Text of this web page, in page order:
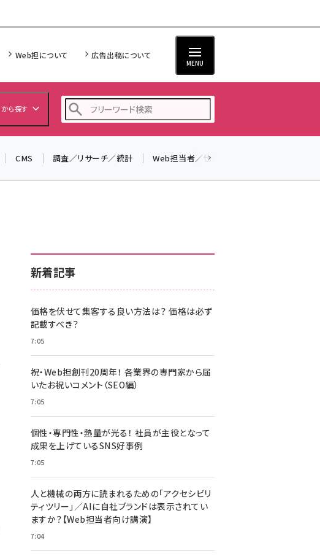
Web担について 広告出稿について
MENU
から探す
z世代 (1620)
meo (1274)
CMS 調査／リサーチ／統計 Web担当者／仕事
新着記事
価格を伏せて集客する良い方法は？ 価格は必ず
記載すべき？
7:05
祝・Web担創刊20周年！ 各業界の専門家から届
いたお祝いコメント（SEO編）
7:05
個性・専門性・熱量が光る！ 社員が主役となって
成果を上げているSNS好事例
7:05
人と機械の両方に読まれるための「アクセシビリ
ティツリー」／AIに自社ブランドは表示されてい
ますか？【Web担当者向け講演】
7:04